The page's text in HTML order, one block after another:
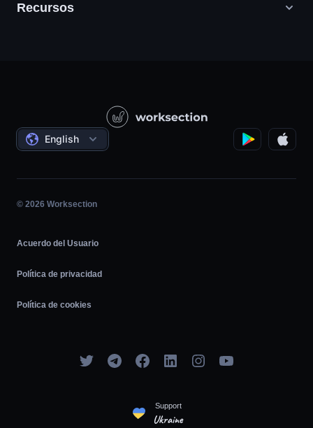
Agencias de marketing digital
Proyectos sociales
Gestión de proyectos
Trabajo por horas
Ágil
Recursos
Lecciones en vídeo
Acuerdos
English
© 2026 Worksection
Acuerdo del Usuario
Política de privacidad
Política de cookies
Support
Ukraine